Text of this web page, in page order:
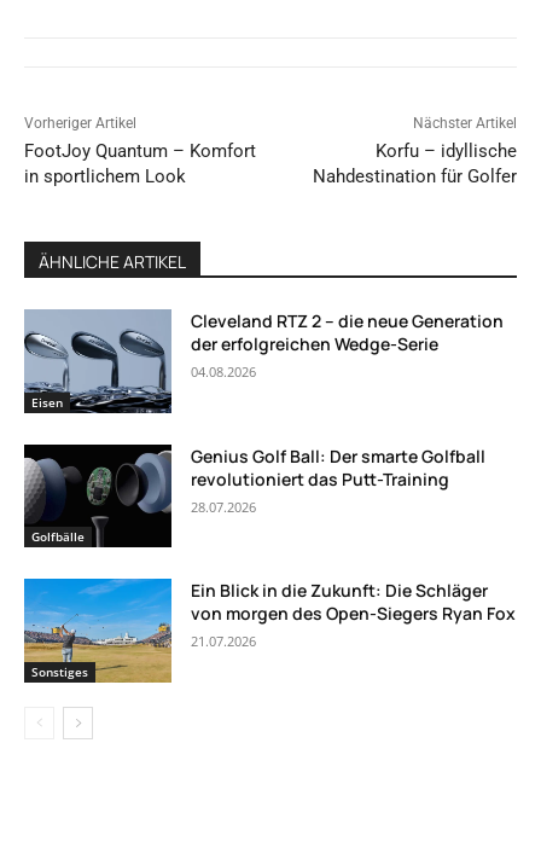
Vorheriger Artikel
FootJoy Quantum – Komfort
in sportlichem Look
Nächster Artikel
Korfu – idyllische
Nahdestination für Golfer
ÄHNLICHE ARTIKEL
Eisen
Cleveland RTZ 2 – die neue Generation
der erfolgreichen Wedge-Serie
04.08.2026
Golfbälle
Genius Golf Ball: Der smarte Golfball
revolutioniert das Putt-Training
28.07.2026
Sonstiges
Ein Blick in die Zukunft: Die Schläger
von morgen des Open-Siegers Ryan Fox
21.07.2026